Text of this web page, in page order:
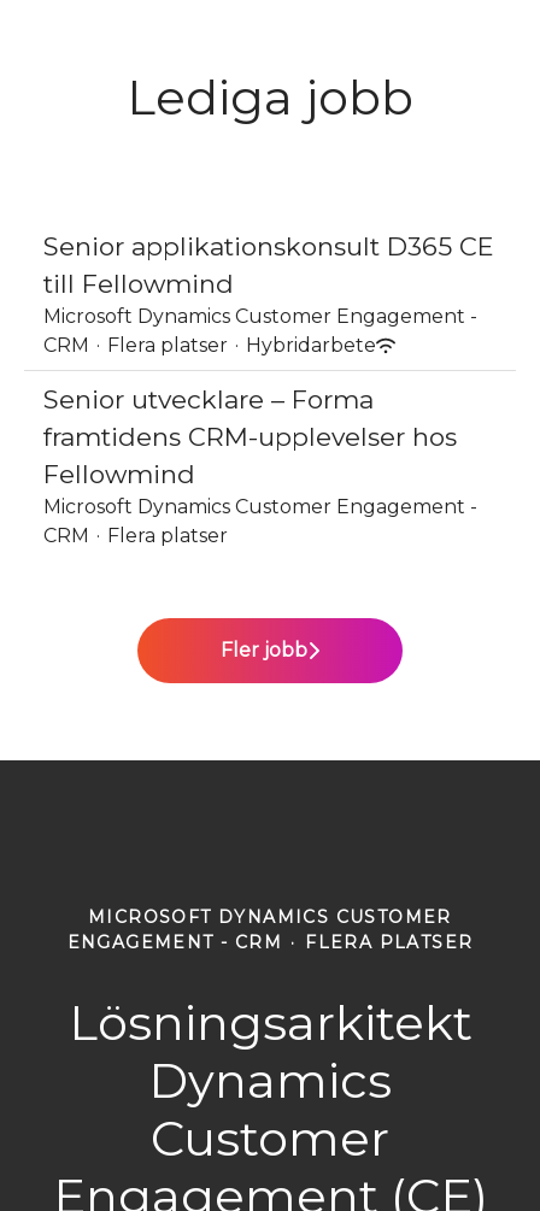
Lediga jobb
Senior applikationskonsult D365 CE
till Fellowmind
Microsoft Dynamics Customer Engagement -
CRM · Flera platser · Hybridarbete
Senior utvecklare – Forma
framtidens CRM-upplevelser hos
Fellowmind
Microsoft Dynamics Customer Engagement -
CRM · Flera platser
Fler jobb
MICROSOFT DYNAMICS CUSTOMER
ENGAGEMENT - CRM · FLERA PLATSER
Lösningsarkitekt
Dynamics
Customer
Engagement (CE)